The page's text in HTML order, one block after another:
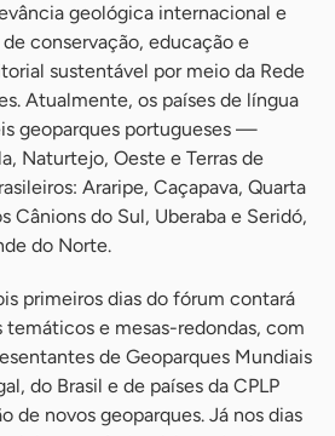
geológica internacional e
conservação, educação e
sustentável por meio da Rede
Atualmente, os países de língua
geoparques portugueses —
Naturtejo, Oeste e Terras de
Araripe, Caçapava, Quarta
Cânions do Sul, Uberaba e Seridó,
do Norte.
primeiros dias do fórum contará
temáticos e mesas-redondas, com
de Geoparques Mundiais
do Brasil e de países da CPLP
de novos geoparques. Já nos dias